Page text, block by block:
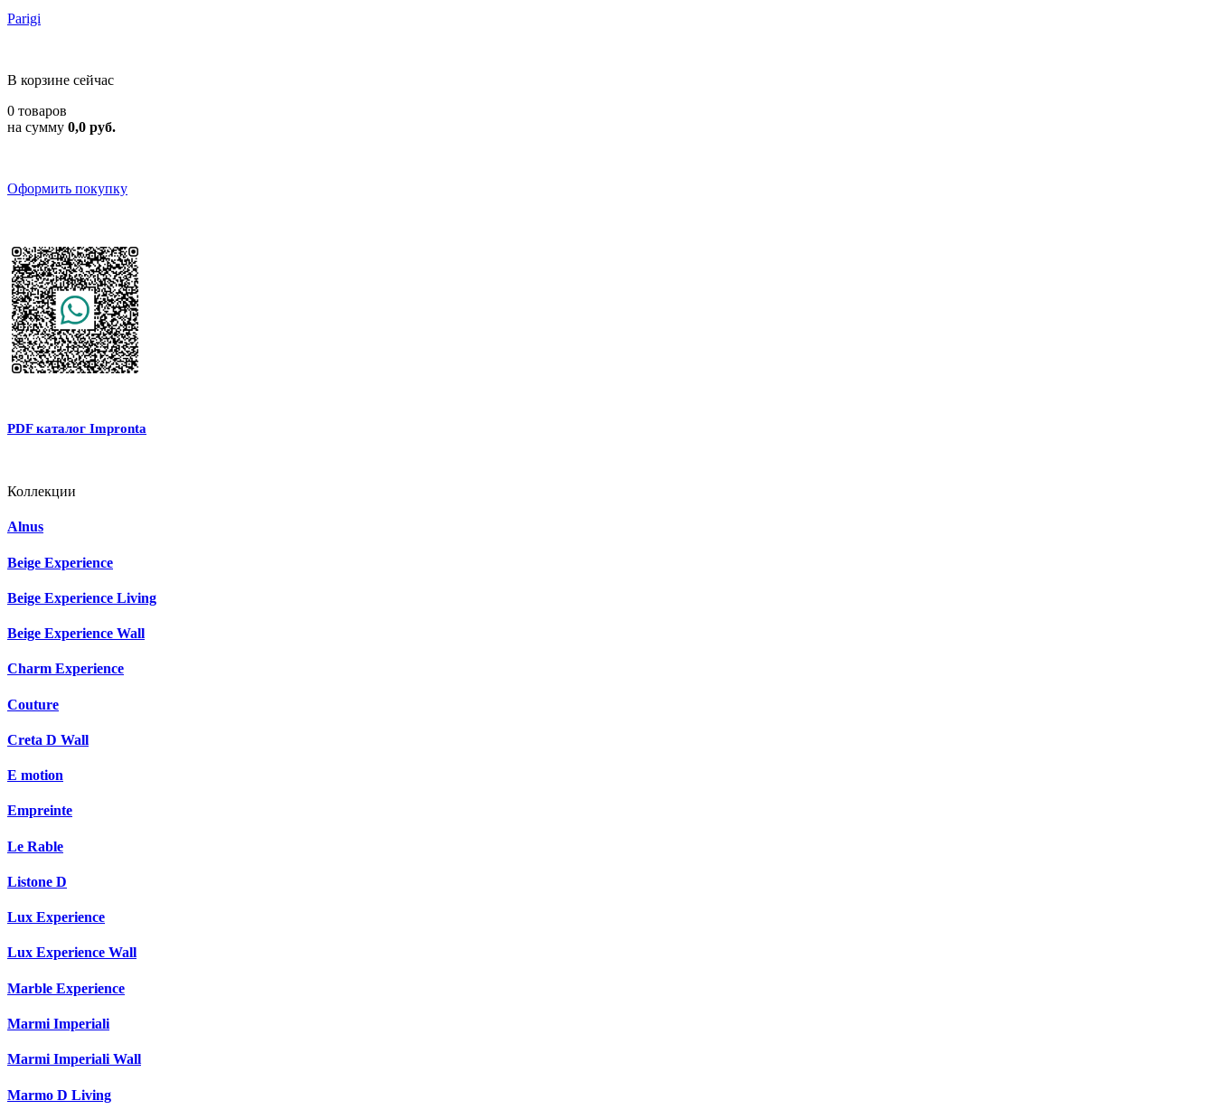
Parigi
В корзине сейчас
0 товаров
на сумму 0,0 руб.
Оформить покупку
PDF каталог Impronta
Коллекции
Alnus
Beige Experience
Beige Experience Living
Beige Experience Wall
Charm Experience
Couture
Creta D Wall
E motion
Empreinte
Le Rable
Listone D
Lux Experience
Lux Experience Wall
Marble Experience
Marmi Imperiali
Marmi Imperiali Wall
Marmo D Living